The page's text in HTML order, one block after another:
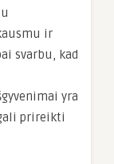
ir
svarbu, kad
yra
prireikti